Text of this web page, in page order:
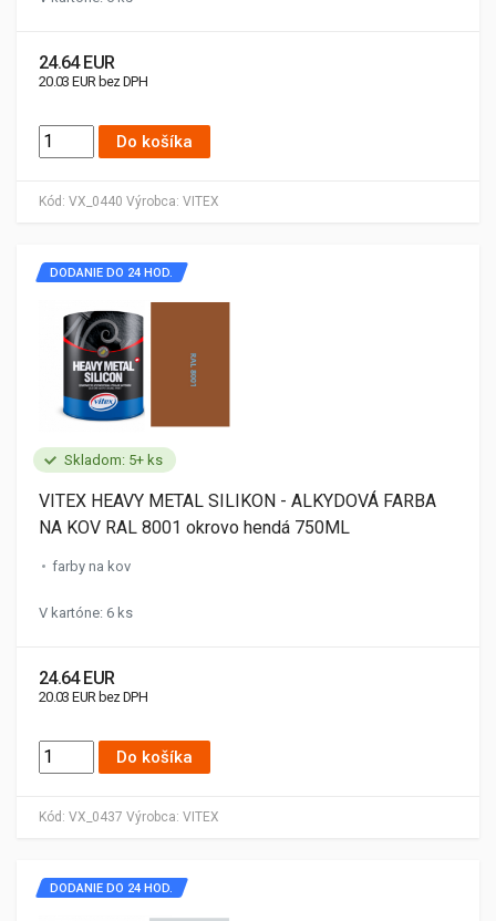
Kód: VX_0440 Výrobca: VITEX
24.64 EUR
20.03 EUR bez DPH
Do košíka
Skladom: 5+ ks
Kód: VX_0437 Výrobca: VITEX
DODANIE DO 24 HOD.
VITEX HEAVY METAL SILIKON - ALKYDOVÁ FARBA
NA KOV RAL 8001 okrovo hendá 750ML
farby na kov
V kartóne: 6 ks
24.64 EUR
20.03 EUR bez DPH
Do košíka
DODANIE DO 24 HOD.